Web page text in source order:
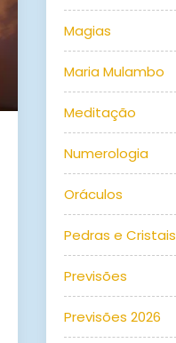
Magias
Maria Mulambo
Meditação
Numerologia
Oráculos
Pedras e Cristais
Previsões
Previsões 2026